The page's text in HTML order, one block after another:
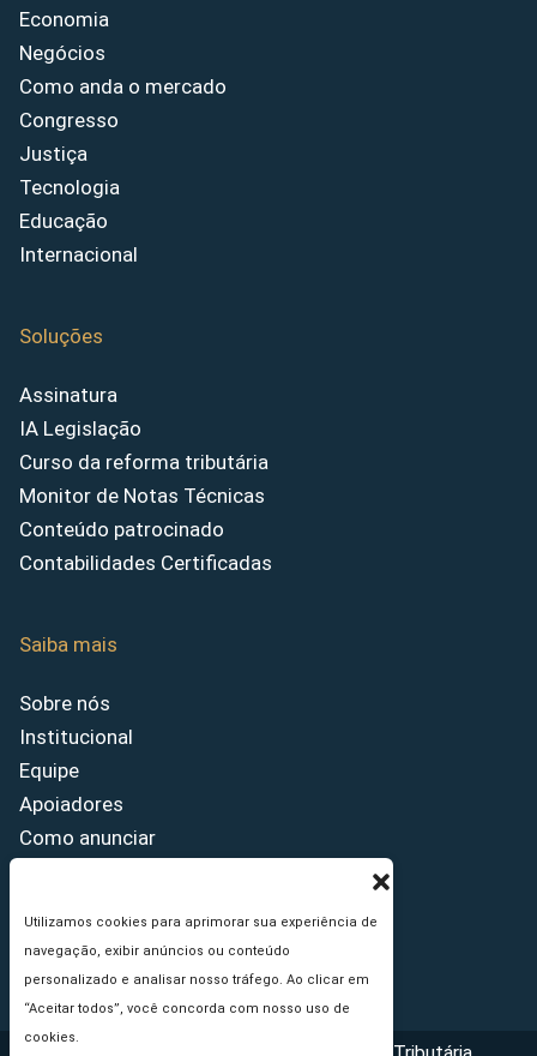
Utilizamos cookies para aprimorar sua experiência de
navegação, exibir anúncios ou conteúdo
personalizado e analisar nosso tráfego. Ao clicar em
“Aceitar todos”, você concorda com nosso uso de
cookies.
Economia
Negócios
Como anda o mercado
Congresso
Justiça
Tecnologia
Educação
Internacional
Soluções
Assinatura
IA Legislação
Curso da reforma tributária
Monitor de Notas Técnicas
Conteúdo patrocinado
Contabilidades Certificadas
Saiba mais
Sobre nós
Institucional
Equipe
Apoiadores
Como anunciar
Princípios Editoriais